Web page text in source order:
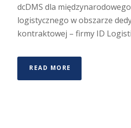
dcDMS dla
logistycznego w obszarze
kontraktowej – firmy ID
READ MORE